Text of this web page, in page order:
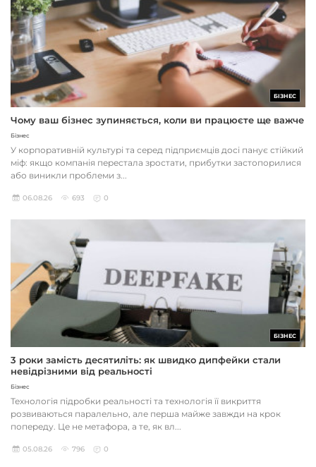
БІЗНЕС
Чому ваш бізнес зупиняється, коли ви працюєте ще важче
Бізнес
У корпоративній культурі та серед підприємців досі панує стійкий
міф: якщо компанія перестала зростати, прибутки застопорилися
або виникли проблеми з...
06.08.26 693 0
БІЗНЕС
3 роки замість десятиліть: як швидко дипфейки стали
невідрізними від реальності
Бізнес
Технологія підробки реальності та технологія її викриття
розвиваються паралельно, але перша майже завжди на крок
попереду. Це не метафора, а те, як вл...
05.08.26 796 0